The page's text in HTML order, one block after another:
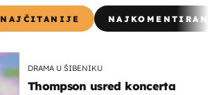
NAJČITANIJE
DRAMA U ŠIBENIKU
Thompson usred koncerta